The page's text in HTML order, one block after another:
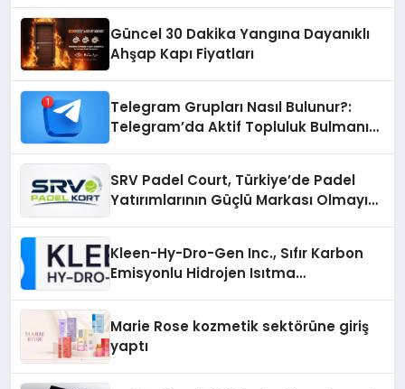
Güncel 30 Dakika Yangına Dayanıklı
Ahşap Kapı Fiyatları
Telegram Grupları Nasıl Bulunur?:
Telegram’da Aktif Topluluk Bulmanın
SRV Padel Court, Türkiye’de Padel
Yatırımlarının Güçlü Markası Olmayı
Kleen-Hy-Dro-Gen Inc., Sıfır Karbon
Emisyonlu Hidrojen Isıtma
Marie Rose kozmetik sektörüne giriş
yaptı